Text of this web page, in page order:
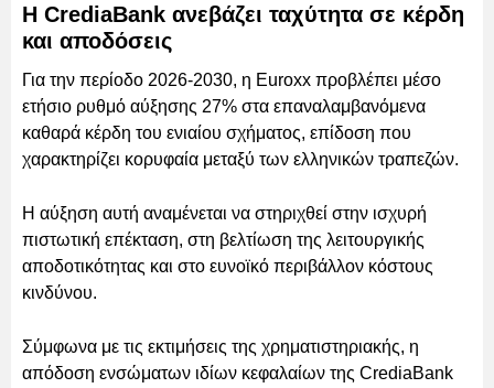
Η CrediaBank ανεβάζει ταχύτητα σε κέρδη
και αποδόσεις
Για την περίοδο 2026-2030, η Euroxx προβλέπει μέσο
ετήσιο ρυθμό αύξησης 27% στα επαναλαμβανόμενα
καθαρά κέρδη του ενιαίου σχήματος, επίδοση που
χαρακτηρίζει κορυφαία μεταξύ των ελληνικών τραπεζών.
Η αύξηση αυτή αναμένεται να στηριχθεί στην ισχυρή
πιστωτική επέκταση, στη βελτίωση της λειτουργικής
αποδοτικότητας και στο ευνοϊκό περιβάλλον κόστους
κινδύνου.
Σύμφωνα με τις εκτιμήσεις της χρηματιστηριακής, η
απόδοση ενσώματων ιδίων κεφαλαίων της CrediaBank